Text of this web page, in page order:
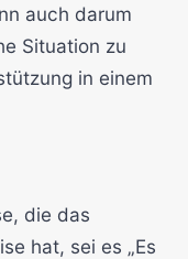
auch darum
Situation zu
in einem
die das
hat, sei es „Es